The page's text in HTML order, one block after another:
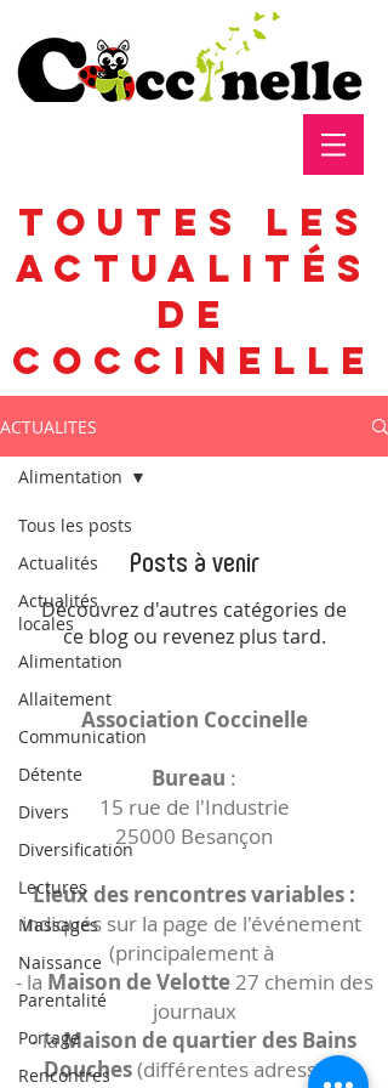
toutes les
actualités
de
coccinelle
ACTUALITES
Tous les posts
Actualités
Actualités
locales
Alimentation
Allaitement
Communication
Détente
Divers
Diversification
Lectures
Massages
Naissance
Parentalité
Portage
Rencontres
Alimentation
Posts à venir
Découvrez d'autres catégories de
ce blog ou revenez plus tard.
Association Coccinelle
Bureau :
15 rue de l'Industrie
25000 Besançon
Lieux des rencontres variables :
indiqués sur la page de l'événement
(principalement à
- la Maison de Velotte27 chemin des
journaux
- laMaison de quartier des Bains
Douches(différentes adresses)